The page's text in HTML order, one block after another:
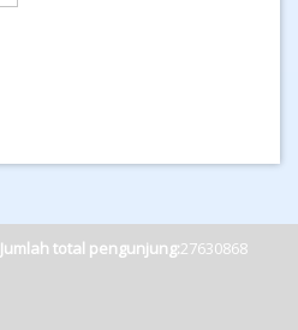
Jumlah total pengunjung:27630868